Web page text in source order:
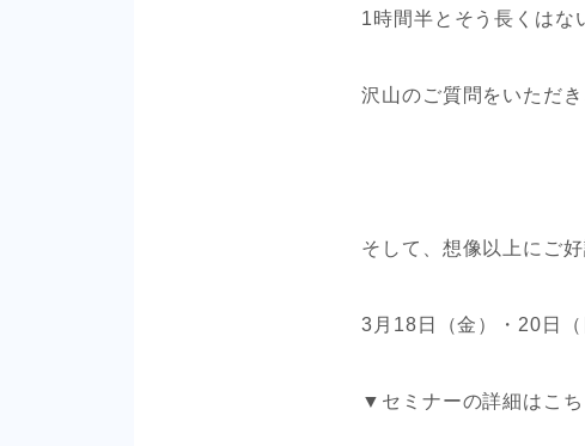
1時間半とそう長くはな
沢山のご質問をいただ
そして、想像以上にご
3月18日（金）・20日
▼セミナーの詳細はこち